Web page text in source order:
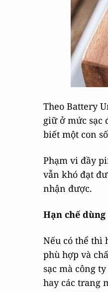
Theo Battery
giữ ở mức sạc
biết một con
Phạm vi đầy
vẫn khó đạt
nhận được.
Hạn chế
Nếu có thể thì
phù hợp và
sạc mà công
hay các trang